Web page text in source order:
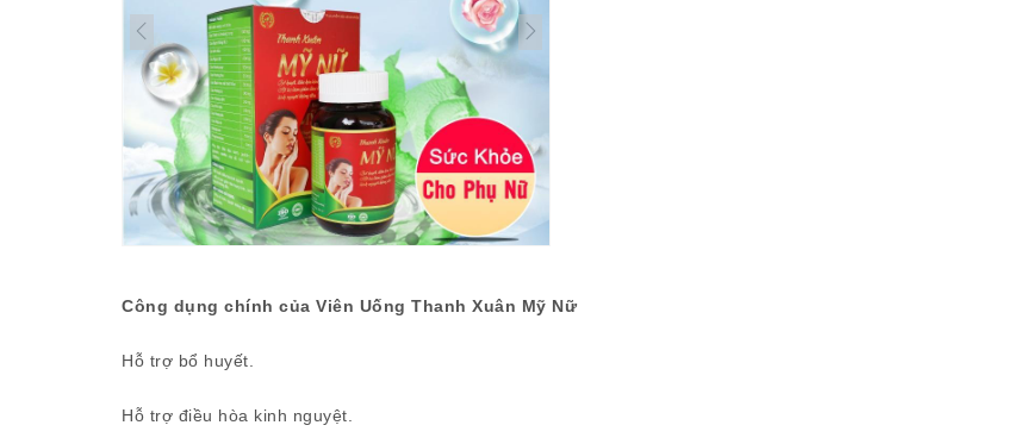
Công dụng chính của Viên Uống Thanh Xuân Mỹ Nữ
Hỗ trợ bổ huyết.
Hỗ trợ điều hòa kinh nguyệt.